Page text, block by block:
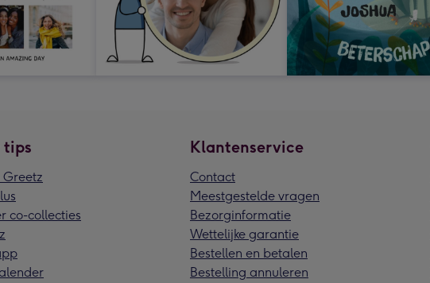
tips
co-collecties
Klantenservice
Contact
Meestgestelde vragen
Bezorginformatie
Wettelijke garantie
Bestellen en betalen
Bestelling annuleren